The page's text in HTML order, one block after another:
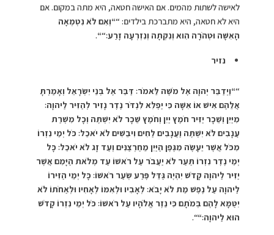
לאישה לשתות מהמים. אם האישה חטאה, היא מתה במקום. אם
היא לא חטאה, היא מתברכת בילדים: ““וְאִם לֹא נִטְמְאָה
הָאִשָּׁה וּטְהֹרָה הִוא וְנִקְּתָה וְנִזְרְעָה זָרַע׃“
“
.
נזיר
“
“וַיְדַבֵּר יְהוָה אֶל מֹשֶׁה לֵּאמֹר׃ דַּבֵּר אֶל בְּנֵי יִשְׂרָאֵל וְאָמַרְתָּ
אֲלֵהֶם אִישׁ אוֹ אִשָּׁה כִּי יַפְלִא לִנְדֹּר נֶדֶר נָזִיר לְהַזִּיר לַיהוָה׃
מִיַּיִן וְשֵׁכָר יַזִּיר חֹמֶץ יַיִן וְחֹמֶץ שֵׁכָר לֹא יִשְׁתֶּה וְכָל מִשְׁרַת
עֲנָבִים לֹא יִשְׁתֶּה וַעֲנָבִים לַחִים וִיבֵשִׁים לֹא יֹאכֵל׃ כֹּל יְמֵי נִזְרוֹ
מִכֹּל אֲשֶׁר יֵעָשֶׂה מִגֶּפֶן הַיַּיִן מֵחַרְצַנִּים וְעַד זָג לֹא יֹאכֵל׃ כָּל
יְמֵי נֶדֶר נִזְרוֹ תַּעַר לֹא יַעֲבֹר עַל רֹאשׁוֹ עַד מְלֹאת הַיָּמִם אֲשֶׁר
יַזִּיר לַיהוָה קָדֹשׁ יִהְיֶה גַּדֵּל פֶּרַע שְׂעַר רֹאשׁוֹ׃ כָּל יְמֵי הַזִּירוֹ
לַיהוָה עַל נֶפֶשׁ מֵת לֹא יָבֹא׃ לְאָבִיו וּלְאִמּוֹ לְאָחִיו וּלְאַחֹתוֹ לֹא
יִטַּמָּא לָהֶם בְּמֹתָם כִּי נֵזֶר אֱלֹהָיו עַל רֹאשׁוֹ׃ כֹּל יְמֵי נִזְרוֹ קָדֹשׁ
הוּא לַיהוָה׃“
“.